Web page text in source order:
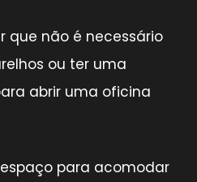
que não é necessário
ou ter uma
abrir uma oficina
para acomodar